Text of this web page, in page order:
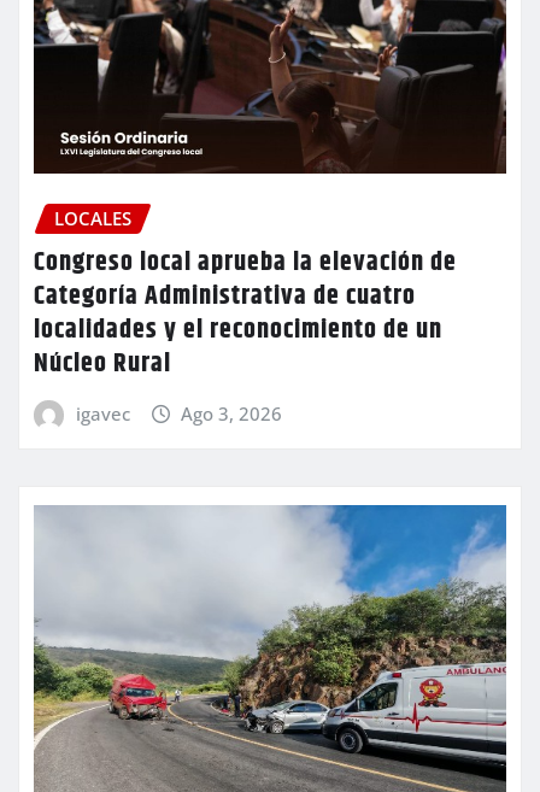
LOCALES
Congreso local aprueba la elevación de
Categoría Administrativa de cuatro
localidades y el reconocimiento de un
Núcleo Rural
igavec Ago 3, 2026